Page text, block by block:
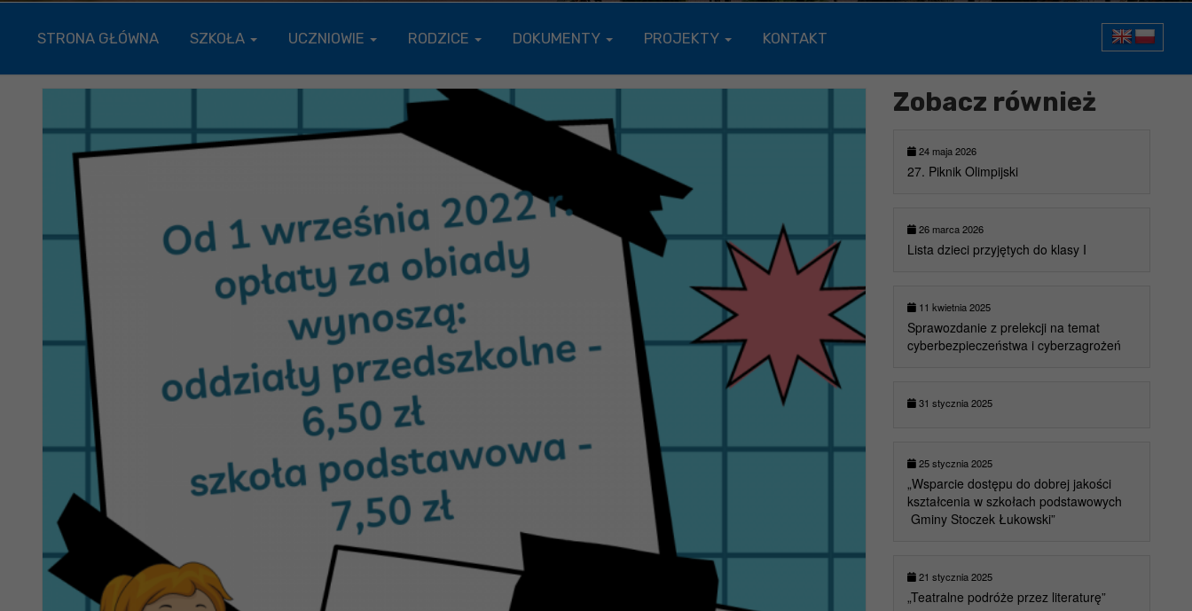
STRONA GŁÓWNA SZKOŁA UCZNIOWIE RODZICE DOKUMENTY PROJEKTY KONTAKT
Zobacz również
24 maja 2026
27. Piknik Olimpijski
26 marca 2026
Lista dzieci przyjętych do klasy I
11 kwietnia 2025
Sprawozdanie z prelekcji na temat
cyberbezpieczeństwa i cyberzagrożeń
31 stycznia 2025
25 stycznia 2025
„Wsparcie dostępu do dobrej jakości
kształcenia w szkołach podstawowych
Gminy Stoczek Łukowski”
21 stycznia 2025
„Teatralne podróże przez literaturę”